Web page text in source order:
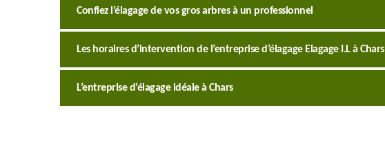
Confiez l’élagage de vos gros arbres à un professionnel
Les horaires d’intervention de l’entreprise d’élagage Elagage I.L à Chars
L’entreprise d’élagage idéale à Chars